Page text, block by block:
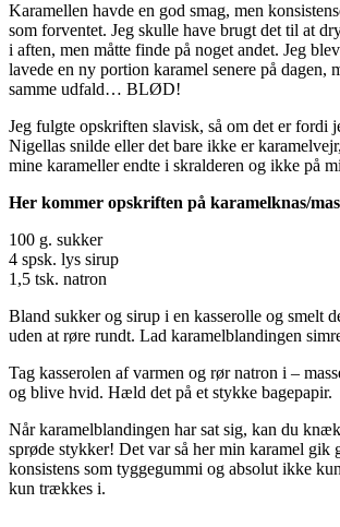
Karamellen havde en god smag, men
som forventet. Jeg skulle have brugt det til at
i aften, men måtte finde på noget andet. Jeg
lavede en ny portion karamel senere på dagen,
samme udfald… BLØD!
Jeg fulgte opskriften slavisk, så om det er fordi
Nigellas snilde eller det bare ikke er
mine karameller endte i skralderen og ikke på
Her kommer opskriften på karamelknas/
100 g. sukker
4 spsk. lys sirup
1,5 tsk. natron
Bland sukker og sirup i en kasserolle og smelt
uden at røre rundt. Lad karamelblandingen
Tag kasserolen af varmen og rør natron i –
og blive hvid. Hæld det på et stykke bagepapir.
Når karamelblandingen har sat sig, kan du
sprøde stykker! Det var så her min karamel gik
konsistens som tyggegummi og absolut ikke
kun trækkes i.